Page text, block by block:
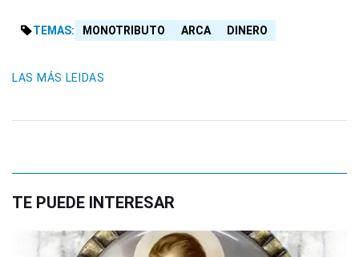
TEMAS: MONOTRIBUTO ARCA DINERO
LAS MÁS LEIDAS
TE PUEDE INTERESAR